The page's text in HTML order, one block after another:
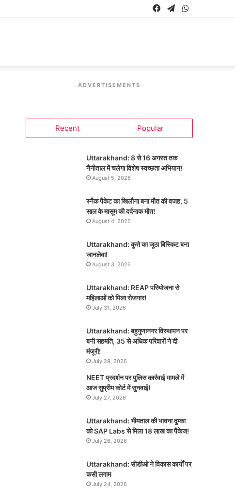
Telegram
Facebook
ADVERTISEMENTS
Recent Popular
Uttarakhand: 8 से 16 अगस्त तक
नैनीताल में चलेगा विशेष स्वच्छता अभियान!
August 5, 2026
स्नैक पैकेट का खिलौना बना मौत की वजह, 5
साल के मासूम की दर्दनाक मौत!
August 4, 2026
Uttarakhand: कुत्ते का जूठा बिस्किट बना
जानलेवा!
August 3, 2026
Uttarakhand: REAP परियोजना से
महिलाओं को मिला रोजगार!
July 31, 2026
Uttarakhand: बहुगुणानगर विस्थापन पर
बनी सहमति, 35 से अधिक परिवारों ने दी
मंजूरी!
July 29, 2026
NEET प्रदर्शन पर पुलिस कार्रवाई मामले में
आज सुप्रीम कोर्ट में सुनवाई!
July 27, 2026
Uttarakhand: भीमताल की भावना दुम्का
को SAP Labs से मिला 18 लाख का पैकेज!
July 26, 2026
Uttarakhand: सीडीओ ने विकास कार्यों पर
कसी लगाम
July 24, 2026